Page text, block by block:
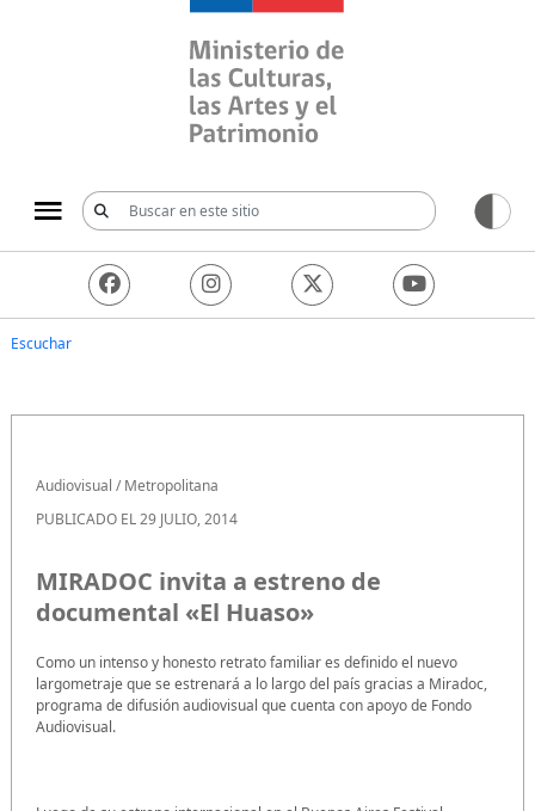
Ministerio de las
Escuchar
Audiovisual /Metropolitana
PUBLICADO EL 29 JULIO, 2014
MIRADOC invita a estreno de
documental «El Huaso»
Como un intenso y honesto retrato familiar es definido el nuevo
largometraje que se estrenará a lo largo del país gracias a Miradoc,
programa de difusión audiovisual que cuenta con apoyo de Fondo
Audiovisual.